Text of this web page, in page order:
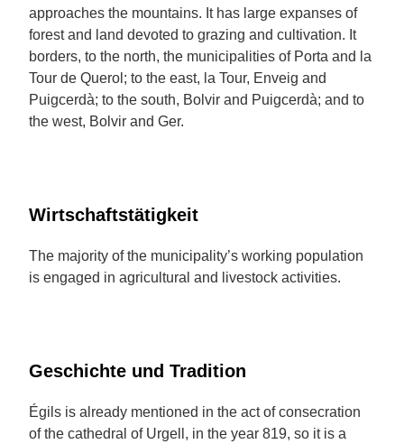
approaches the mountains. It has large expanses of
forest and land devoted to grazing and cultivation. It
borders, to the north, the municipalities of Porta and la
Tour de Querol; to the east, la Tour, Enveig and
Puigcerdà; to the south, Bolvir and Puigcerdà; and to
the west, Bolvir and Ger.
Wirtschaftstätigkeit
The majority of the municipality’s working population
is engaged in agricultural and livestock activities.
Geschichte und Tradition
Égils is already mentioned in the act of consecration
of the cathedral of Urgell, in the year 819, so it is a